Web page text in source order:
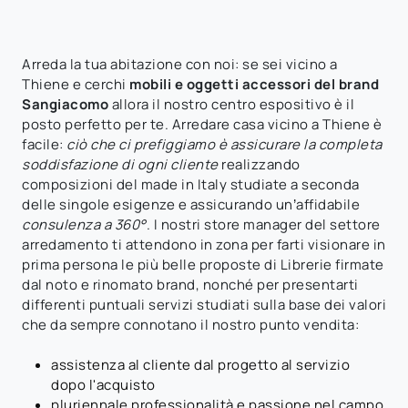
Arreda la tua abitazione con noi: se sei vicino a
Thiene e cerchi mobili e oggetti accessori del brand
Sangiacomoallora il nostro centro espositivo è il
posto perfetto per te. Arredare casa vicino a Thiene è
facile: ciò che ci prefiggiamo è assicurare la completa
soddisfazione di ogni clienterealizzando
composizioni del made in Italy studiate a seconda
delle singole esigenze e assicurando un’affidabile
consulenza a 360°. I nostri store manager del settore
arredamento ti attendono in zona per farti visionare in
prima persona le più belle proposte di Librerie firmate
dal noto e rinomato brand, nonché per presentarti
differenti puntuali servizi studiati sulla base dei valori
che da sempre connotano il nostro punto vendita:
assistenza al cliente dal progetto al servizio
dopo l'acquisto